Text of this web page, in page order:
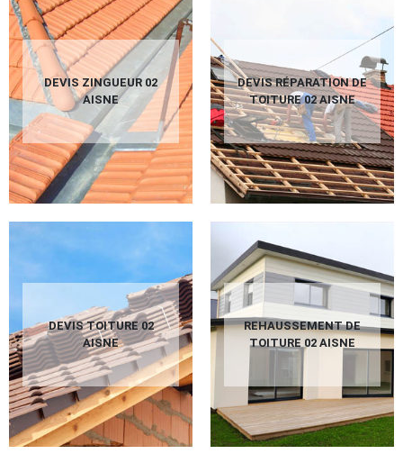
DEVIS ZINGUEUR 02
AISNE
DEVIS RÉPARATION DE
TOITURE 02 AISNE
DEVIS TOITURE 02
AISNE
REHAUSSEMENT DE
TOITURE 02 AISNE